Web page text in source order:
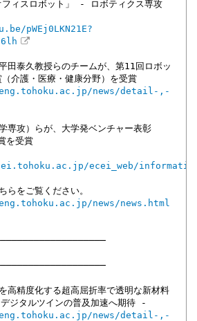
フィスロボット」 - ロボティクス専攻
pWEj0LKN21E?
6lh
田泰久教授らのチームが、第11回ロボッ
（介護・医療・健康分野）を受賞
news/detail-,-
専攻）らが、大学発ベンチャー表彰
を受賞
ecei_web/
らをご覧ください。
news/news.html
高精度化する超高屈折率で透明な新材料
ジタルツインの普及加速へ期待 -
news/detail-,-